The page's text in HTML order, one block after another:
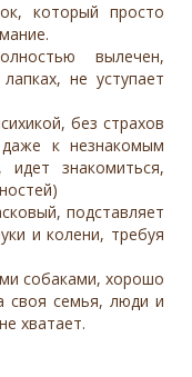
который просто
вылечен,
не уступает
без страхов
к незнакомым
знакомиться,
подставляет
и колени, требуя
собаками, хорошо
своя семья, люди и
хватает.